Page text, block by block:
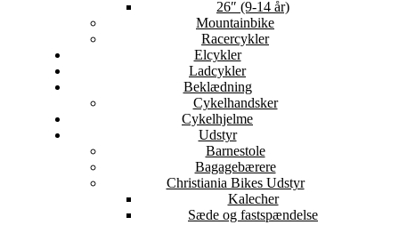
26″ (9-14 år)
Mountainbike
Racercykler
Elcykler
Ladcykler
Beklædning
Cykelhandsker
Cykelhjelme
Udstyr
Barnestole
Bagagebærere
Christiania Bikes Udstyr
Kalecher
Sæde og fastspændelse